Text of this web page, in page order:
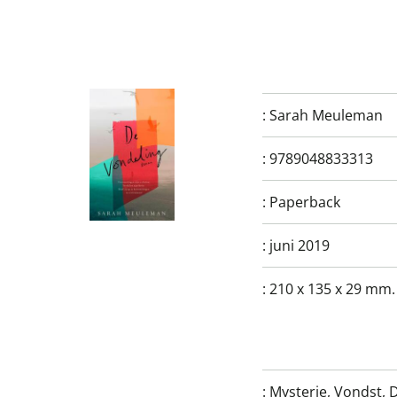
: Sarah Meuleman
: 9789048833313
: Paperback
: juni 2019
: 210 x 135 x 29 mm.
: Mysterie, Vondst,